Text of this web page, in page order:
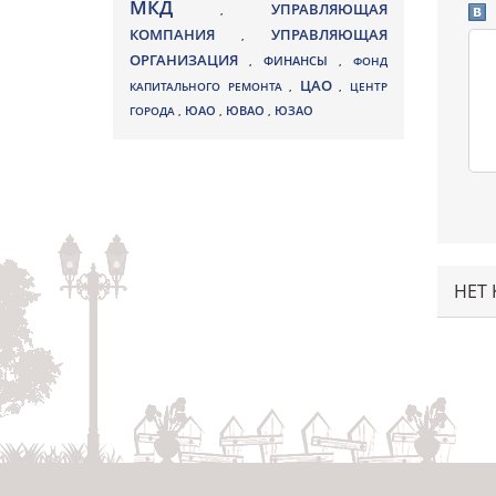
НЕТ
МКД, УПРАВЛЯЮЩАЯ
КОМПАНИЯ
, УПРАВЛЯЮЩАЯ
ОРГАНИЗАЦИЯ
, ФИНАНСЫ , ФОНД
КАПИТАЛЬНОГО РЕМОНТА , ЦАО ,
ЦЕНТР
ГОРОДА , ЮАО , ЮВАО , ЮЗАО